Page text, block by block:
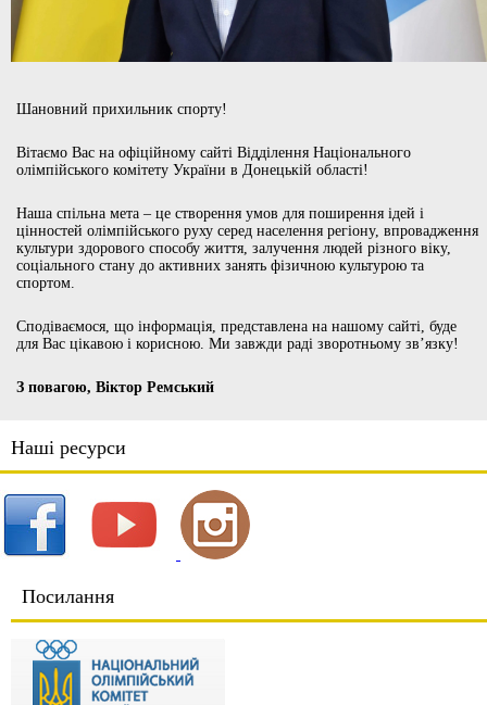
Шановний прихильник спорту!
Вітаємо Вас на офіційному сайті Відділення Національного
олімпійського комітету України в Донецькій області!
Наша спільна мета – це створення умов для поширення ідей і
цінностей олімпійського руху серед населення регіону, впровадження
культури здорового способу життя, залучення людей різного віку,
соціального стану до активних занять фізичною культурою та
спортом.
Сподіваємося, що інформація, представлена на нашому сайті, буде
для Вас цікавою і корисною. Ми завжди раді зворотньому зв’язку!
З повагою, Віктор Ремський
Наші ресурси
Посилання